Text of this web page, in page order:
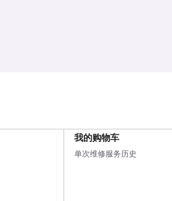
我的购物车
单次维修服务历史